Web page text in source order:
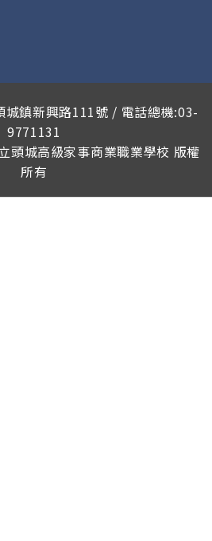
城鎮新興路111號 / 電話總機:03-
9771131
頭城高級家事商業職業學校 版權
所有